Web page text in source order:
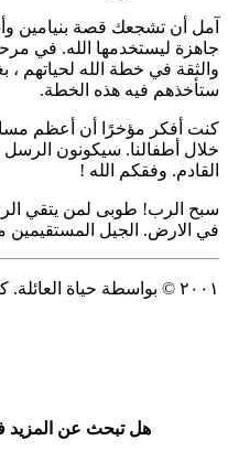
آمل أن تشجعك قصة بنيامين
جاهزة ليستخدمها الله. في
والثقة في خطة الله لحياتهم
ستأخذهم فيه هذه الخطة.
كنت أفكر مؤخرًا أن أعظم
خلال أطفالنا. سيكونون الرسل
القادم. وفقكم الله !
سبح الرب! طوبى لمن يتقي
في الارض. الجيل المستقيمين
٢٠٠١ © بواسطة حياة العائلة. كل الحقوق محفوظة .
هل تبحث عن المزيد